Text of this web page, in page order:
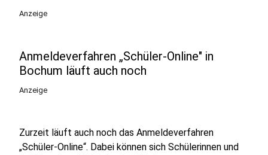
Anzeige
Anmeldeverfahren „Schüler-Online" in
Bochum läuft auch noch
Anzeige
Zurzeit läuft auch noch das Anmeldeverfahren
„Schüler-Online“. Dabei können sich Schülerinnen und